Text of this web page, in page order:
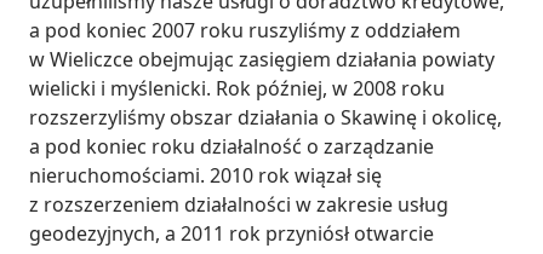
a pod koniec 2007 roku ruszyliśmy z oddziałem
w Wieliczce obejmując zasięgiem działania powiaty
wielicki i myślenicki. Rok później, w 2008 roku
rozszerzyliśmy obszar działania o Skawinę i okolicę,
a pod koniec roku działalność o zarządzanie
nieruchomościami. 2010 rok wiązał się
z rozszerzeniem działalności w zakresie usług
geodezyjnych, a 2011 rok przyniósł otwarcie